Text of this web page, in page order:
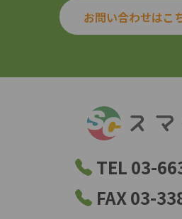
お問い合わせはこ
TEL 03-
FAX 03-